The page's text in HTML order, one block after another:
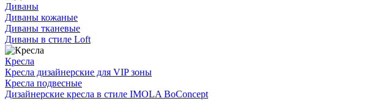
Диваны
Диваны кожаные
Диваны тканевые
Диваны в стиле Loft
Кресла
Кресла дизайнерские для VIP зоны
Кресла подвесные
Дизайнерские кресла в стиле IMOLA BoConcept